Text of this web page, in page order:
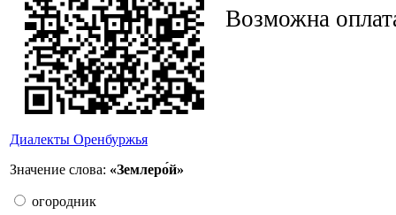
Диалекты Оренбуржья
Значение слова: «Землеро́й»
огородник
Возможна